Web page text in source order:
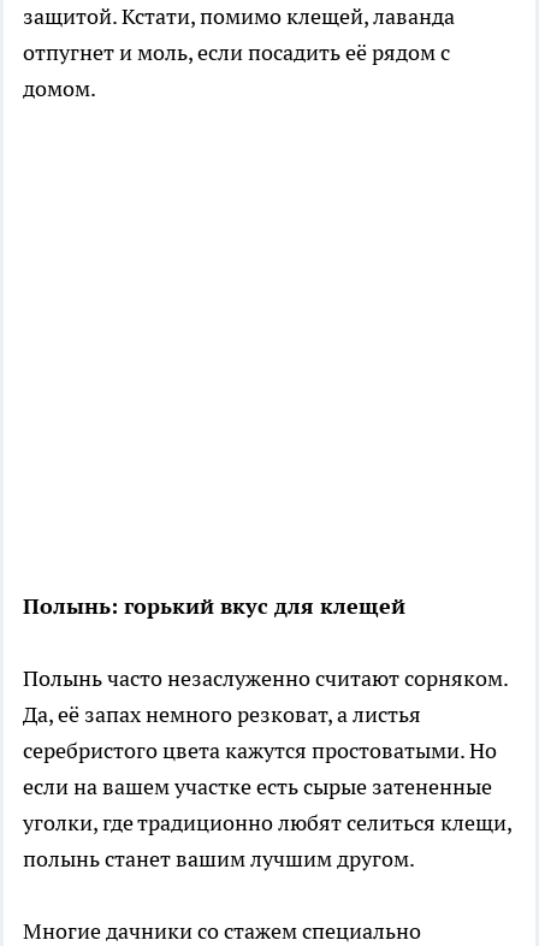
защитой. Кстати, помимо клещей, лаванда
отпугнет и моль, если посадить её рядом с
домом.
Полынь: горький вкус для клещей
Полынь часто незаслуженно считают сорняком.
Да, её запах немного резковат, а листья
серебристого цвета кажутся простоватыми. Но
если на вашем участке есть сырые затененные
уголки, где традиционно любят селиться клещи,
полынь станет вашим лучшим другом.
Многие дачники со стажем специально